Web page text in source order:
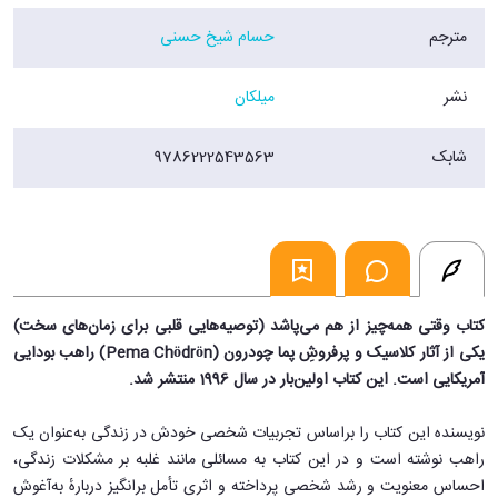
چدرن در این کتاب راهکارها و دستورالعمل‌های ساده‌ای را به ما معرفی می‌کند
دستورالعمل‌هایی که معتقد است می‌توانند نگاهمان به رنج، سختی و ترس را
زندگی به ما آرامش و انگیزه‌ی بیشتری بدهند.
روبه‌رو شود.
فروشگاه اینترنتی 30بوک
مترجم حسام شیخ حسنی
نشر میلکان
شابک 9786222543563
کتاب وقتی همه‌چیز از هم می‌پاشد (توصیه‌هایی قلبی برای زمان‌های سخت)
یکی از آثار کلاسیک و پرفروشِ پماچودرون
(Pema Chödrön) راهب بودایی
آمریکایی است. این کتاب اولین‌بار در سال 1996 منتشر شد.
نویسنده این کتاب را براساس تجربیات شخصی خودش در زندگی به‌عنوان یک
راهب نوشته است و در این کتاب به مسائلی مانند غلبه بر مشکلات زندگی،
احساس معنویت و رشد شخصی پرداخته و اثری تأمل‌ برانگیز دربارهٔ به‌آغوش